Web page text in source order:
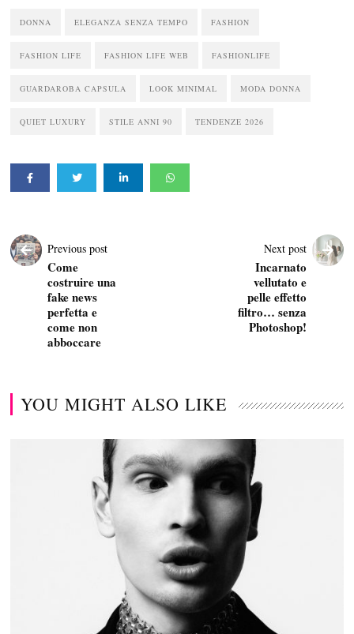
DONNA ELEGANZA SENZA TEMPO FASHION
FASHION LIFE FASHION LIFE WEB FASHIONLIFE
GUARDAROBA CAPSULA LOOK MINIMAL MODA DONNA
QUIET LUXURY STILE ANNI 90 TENDENZE 2026
Previous post
Come
costruire una
fake news
perfetta e
come non
abboccare
Next post
Incarnato
vellutato e
pelle effetto
filtro… senza
Photoshop!
YOU MIGHT ALSO LIKE